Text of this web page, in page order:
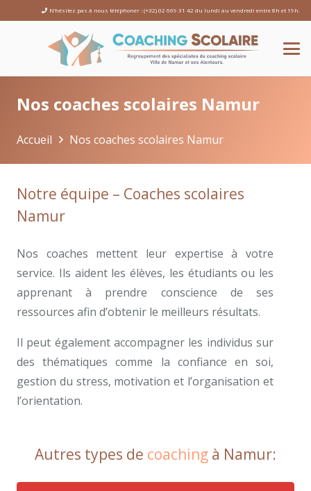
N’hésitez pas à nous téléphoner : (+32) 02 669 31 42 du lundi au vendredi entre 8h et 19h.
Nos coaches scolaires Namur
Accueil Nos coaches scolaires Namur
Notre équipe – Coaches scolaires
Namur
Nos coaches mettent leur expertise à votre
service. Ils aident les élèves, les étudiants ou les
apprenant à prendre conscience de ses
ressources afin d’obtenir le meilleurs résultats.
Il peut également accompagner les individus sur
des thématiques comme la confiance en soi,
gestion du stress, motivation et l’organisation et
l’orientation.
Autres types de coaching à Namur: